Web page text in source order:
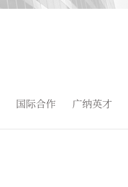
国际合作 广纳英才